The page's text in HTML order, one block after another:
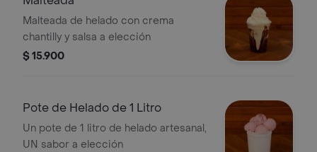
Malteada de helado con crema
chantilly y salsa a elección
$ 15.900
Pote de Helado de 1 Litro
Un pote de 1 litro de helado artesanal,
UN sabor a elección